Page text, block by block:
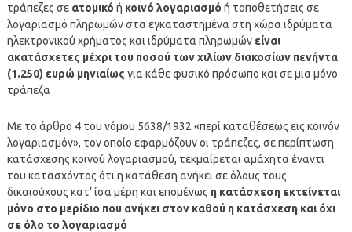
τράπεζες σεατομικό ή κοινό λογαριασμό ή τοποθετήσεις σε
λογαριασμό πληρωμών στα εγκαταστημένα στη χώρα ιδρύματα
ηλεκτρονικού χρήματος και ιδρύματα πληρωμών είναι
ακατάσχετες μέχρι του ποσού των χιλίων διακοσίων πενήντα
(1.250) ευρώ μηνιαίως για κάθε φυσικό πρόσωπο και σε μια μόνο
τράπεζα
Με το άρθρο 4 του νόμου 5638/1932 «περί καταθέσεως εις κοινόν
λογαριασμόν», τον οποίο εφαρμόζουν οι τράπεζες, σε περίπτωση
κατάσχεσης κοινού λογαριασμού, τεκμαίρεται αμάχητα έναντι
του κατασχόντος ότι η κατάθεση ανήκει σε όλους τους
δικαιούχους κατ’ ίσα μέρη και επομένως η κατάσχεση εκτείνεται
μόνο στο μερίδιο που ανήκει στον καθού η κατάσχεση και όχι
σε όλο το λογαριασμό